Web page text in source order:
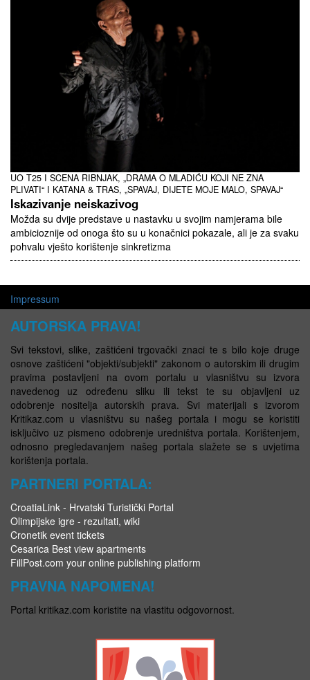
UO T25 I SCENA RIBNJAK, „DRAMA O MLADIĆU KOJI NE ZNA
PLIVATI“ I KATANA & TRAS, „SPAVAJ, DIJETE MOJE MALO, SPAVAJ“
Iskazivanje neiskazivog
Možda su dvije predstave u nastavku u svojim namjerama bile
ambicioznije od onoga što su u konačnici pokazale, ali je za svaku
pohvalu vješto korištenje sinkretizma
Impressum
AUTORSKA PRAVA!
Svi tekstovi, slike, zaštićeni trgovački znaci te s bilo koje druge
osnove zaštićeni "objekti/subjekti" zakonom o autorskim ili drugim
pravima postavljeni na ovom portalu u vlasništvu su izvora
navedenog uz određenu sliku ili tekst te su objavljeni uz
odobrenje nositelja autorskih prava. Svi materijali s izvorom
Kritikaz.com u vlasništvu su našeg portala i mogu se koristiti
isključivo uz pismeno odobrenje uredništva portala. Korištenjem,
odnosno pregledavanjem našeg portala slažete se s uvjetima
korištenja portala.
PARTNERI PORTALA:
CroatiaLink - Hrvatski Turistički Portal
Olimpijske igre - rezultati, wiki
Cronetik event tickets
Cesarica Best view apartments
FillPost.com your online publishing platform
PRAVNA NAPOMENA!
Portal kritikaz.com koristite na vlastitu odgovornost.